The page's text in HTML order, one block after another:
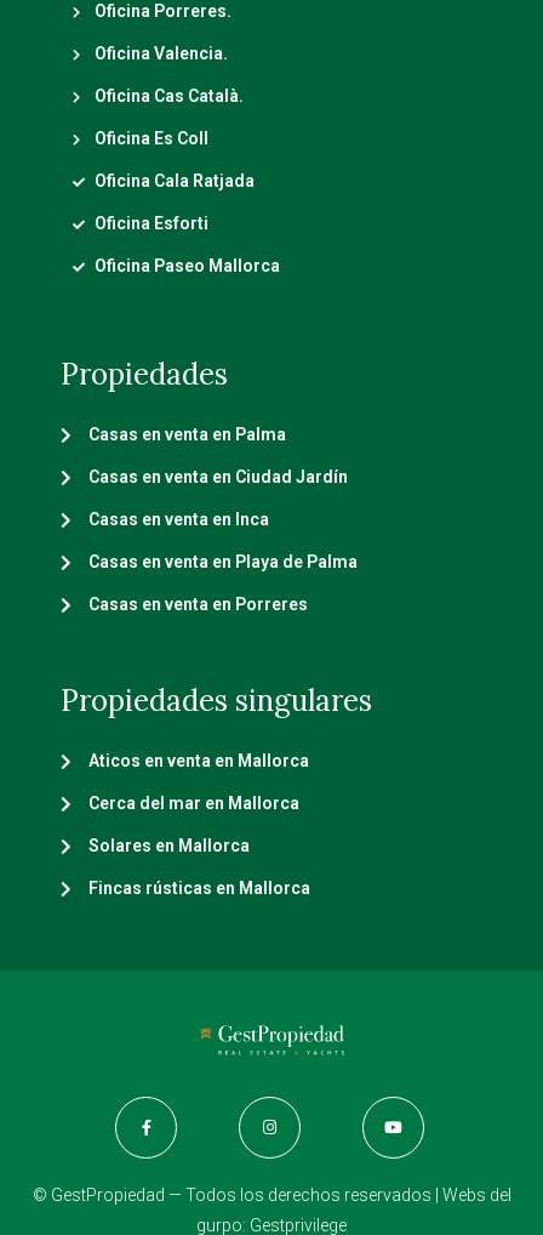
Oficina Porreres.
Oficina Valencia.
Oficina Cas Català.
Oficina Es Coll
Oficina Cala Ratjada
Oficina Esforti
Oficina Paseo Mallorca
Propiedades
Casas en venta en Palma
Casas en venta en Ciudad Jardín
Casas en venta en Inca
Casas en venta en Playa de Palma
Casas en venta en Porreres
Propiedades singulares
Aticos en venta en Mallorca
Cerca del mar en Mallorca
Solares en Mallorca
Fincas rústicas en Mallorca
© GestPropiedad — Todos los derechos reservados | Webs del
gurpo: Gestprivilege